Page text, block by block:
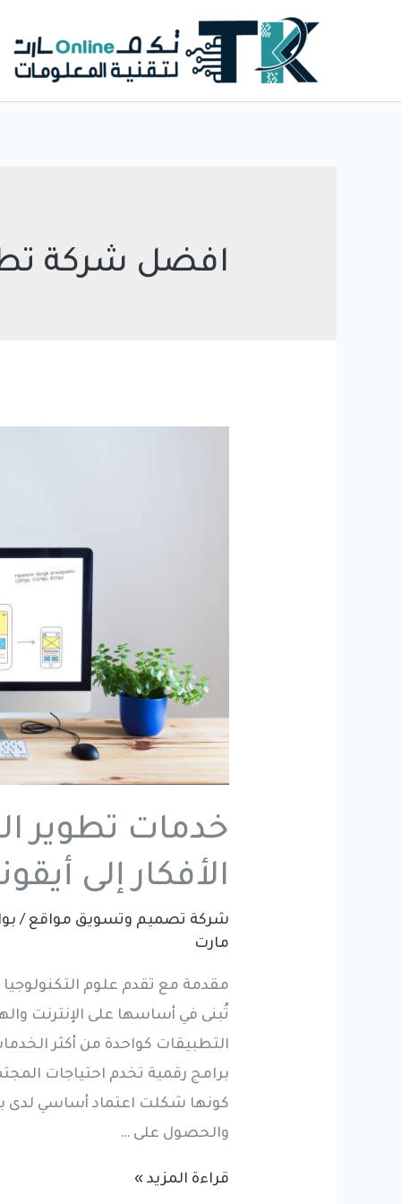
افضل شركة
خدمات تطوير
الأفكار إلى
شركة تصميم وتسويق مواقع /
مارت
مقدمة مع تقدم علوم
تُبنى في أساسها على الإنترنت
التطبيقات كواحدة من أكثر
برامج رقمية تخدم احتياجات
كونها شكلت اعتماد أساسي لدى
والحصول على …
خدمات
قراءة المزيد »